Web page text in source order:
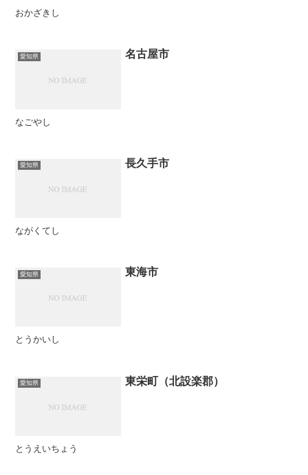
おかざきし
愛知県 名古屋市
なごやし
愛知県 長久手市
ながくてし
愛知県 東海市
とうかいし
愛知県 東栄町（北設楽郡）
とうえいちょう